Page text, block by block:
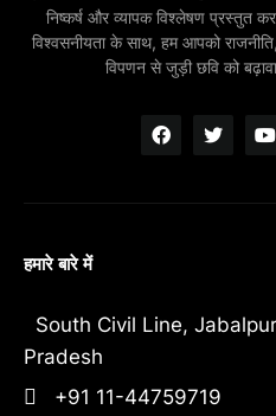
निष्कर्ष और व्यापक विश्लेषण प्रस्तुत
विश्वसनीयता के साथ, हम आपको राजनीति,
विपणन से जुड़ी छवि को
हमारे बारे में
South Civil Line,
Pradesh
+91 11-44759719